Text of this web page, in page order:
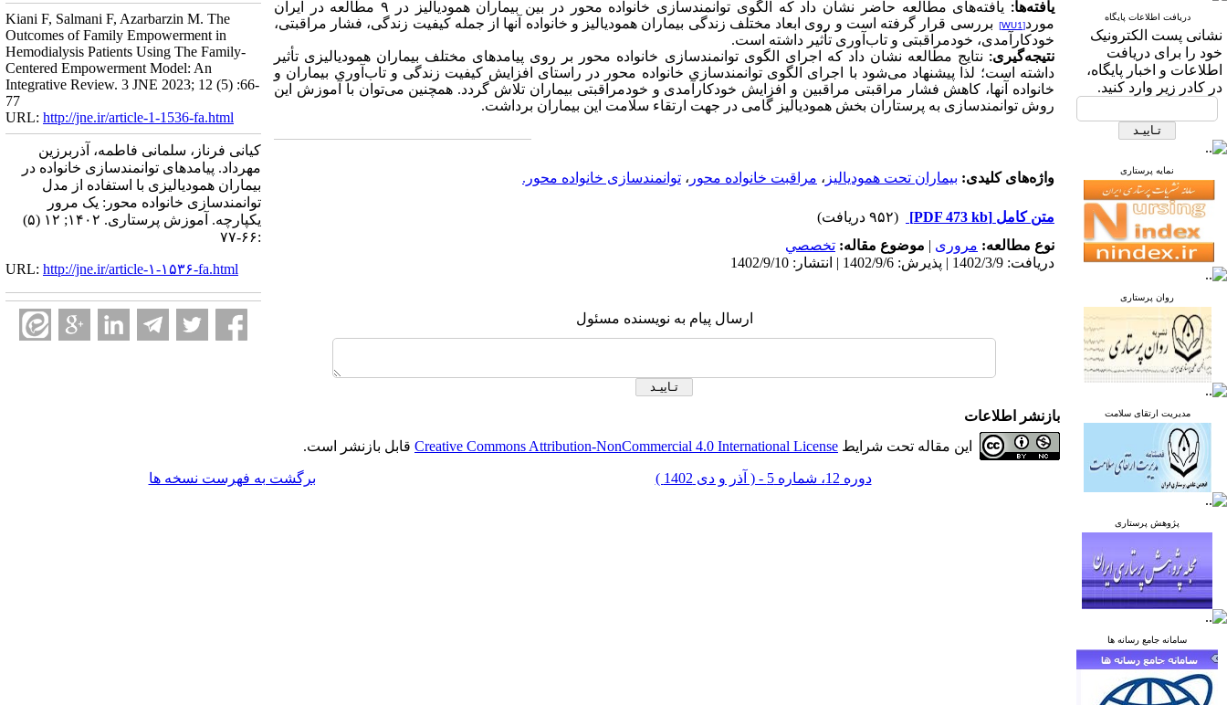
دریافت اطلاعات پایگاه
نشانی پست الکترونیک
خود را برای دریافت
اطلاعات و اخبار پایگاه،
در کادر زیر وارد کنید.
نمایه پرستاری
روان پرستاری
مدیریت ارتقای سلامت
پژوهش پرستاری
سامانه جامع رسانه ها
یافته‌ها: یافته‌های مطالعه حاضر نشان داد که الگوی توانمندسازی خانواده محور در بین بیماران همودیالیز در ۹مطالعه در ایران
مورد[WU1]
بررسی قرار گرفته است و روی ابعاد مختلف زندگی بیماران همودیالیز و خانواده آنها از جمله کیفیت زندگی، فشار مراقبتی،
خودکارآمدی، خودمراقبتی و تاب‌آوری تأثیر داشته است.
نتیجه‌گیری: نتایج مطالعه نشان داد که اجرای الگوی توانمندسازی خانواده محور بر روی پیامدهای مختلف بیماران همودیالیزی تأثیر
داشته است؛ لذا پیشنهاد می‌شود با اجرای الگوی توانمندسازی خانواده محور در راستای افزایش کیفیت زندگی و تاب‌آوری بیماران و
خانواده آنها، کاهش فشار مراقبتی مراقبین و افزایش خودکارآمدی و خودمراقبتی بیماران تلاش گردد. همچنین می‌توان با آموزش این
روش توانمندسازی به پرستاران بخش همودیالیز گامی در جهت ارتقاء سلامت این بیماران برداشت.
واژه‌های کلیدی: بیماران تحت همودیالیز ، مراقبت خانواده محور ، توانمندسازی خانواده محور.
متن کامل [PDF 473 kb]
(۹۵۲ دریافت)
نوع مطالعه: مروری | موضوع مقاله: تخصصي
دریافت: 1402/3/9 | پذیرش: 1402/9/6 | انتشار: 1402/9/10
ارسال پیام به نویسنده مسئول
Kiani F, Salmani F, Azarbarzin M. The
Outcomes of Family Empowerment in
Hemodialysis Patients Using The Family-
Centered Empowerment Model: An
Integrative Review. 3 JNE 2023; 12 (5) :66-
77
URL: http://jne.ir/article-1-1536-fa.html
کیانی فرناز، سلمانی فاطمه، آذربرزین
مهرداد. پیامدهای توانمندسازی خانواده در
بیماران همودیالیزی با استفاده از مدل
توانمندسازی خانواده محور: یک مرور
یکپارچه. آموزش پرستاری. ۱۴۰۲; ۱۲ (۵)
:۶۶-۷۷
URL: http://jne.ir/article-۱-۱۵۳۶-fa.html
بازنشر اطلاعات
این مقاله تحت شرایط Creative Commons Attribution-NonCommercial 4.0 International License قابل بازنشر است.
دوره 12، شماره 5 - ( آذر و دی 1402 ) برگشت به فهرست نسخه ها